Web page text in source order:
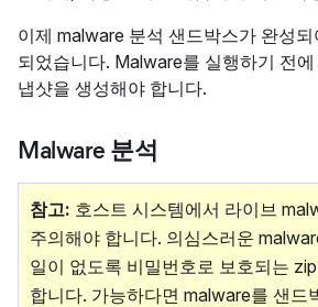
이제 malware 분석 샌드박스가 완성
되었습니다. Malware를 실행하기 전
냅샷을 생성해야 합니다.
Malware 분석
참고: 호스트 시스템에서 라이브
주의해야 합니다. 의심스러운
일이 없도록 비밀번호로 보호되는
합니다. 가능하다면 malware를 샌드